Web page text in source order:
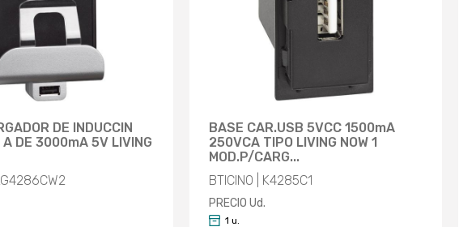
DE INDUCCIN
A DE 3000mA 5V LIVING
BASE CAR.USB 5VCC 1500mA
250VCA TIPO LIVING NOW 1
MOD.P/CARG...
BTICINO | K4285C1
PRECIO Ud.
1 u.